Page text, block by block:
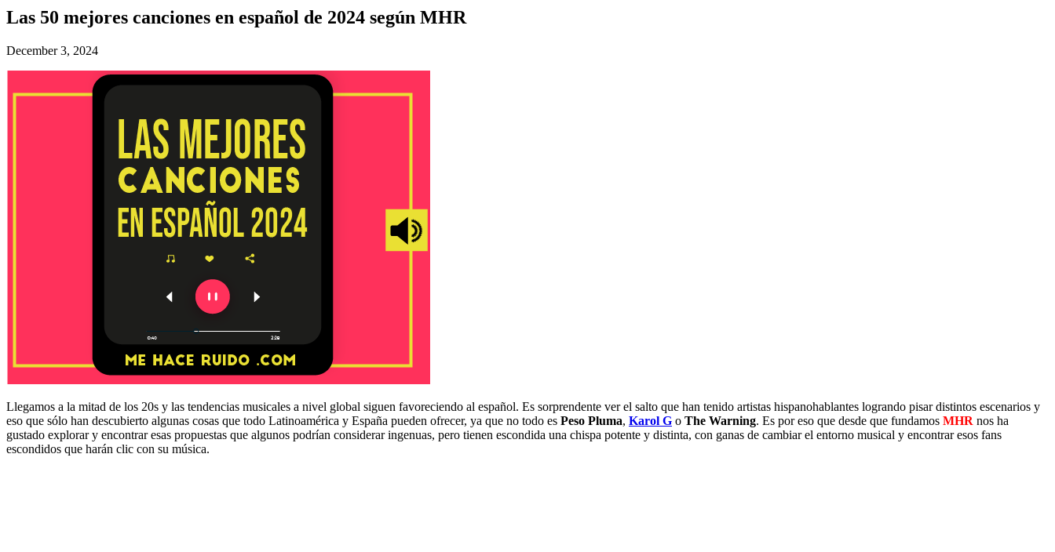
Las 50 mejores canciones en español de 2024 según MHR
December 3, 2024
Llegamos a la mitad de los 20s y las tendencias musicales a nivel global siguen favoreciendo al español. Es sorprendente ver el salto que han tenido artistas hispanohablantes logrando pisar distintos escenarios y
eso que sólo han descubierto algunas cosas que todo Latinoamérica y España pueden ofrecer, ya que no todo es Peso Pluma, Karol G o The Warning. Es por eso que desde que fundamos MHR nos ha
gustado explorar y encontrar esas propuestas que algunos podrían considerar ingenuas, pero tienen escondida una chispa potente y distinta, con ganas de cambiar el entorno musical y encontrar esos fans
escondidos que harán clic con su música.